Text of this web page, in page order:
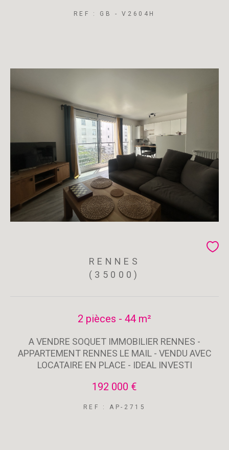
REF : GB - V2604H
RENNES
(35000)
2 pièces - 44 m²
A VENDRE SOQUET IMMOBILIER RENNES -
APPARTEMENT RENNES LE MAIL - VENDU AVEC
LOCATAIRE EN PLACE - IDEAL INVESTI
192 000 €
REF : AP-2715